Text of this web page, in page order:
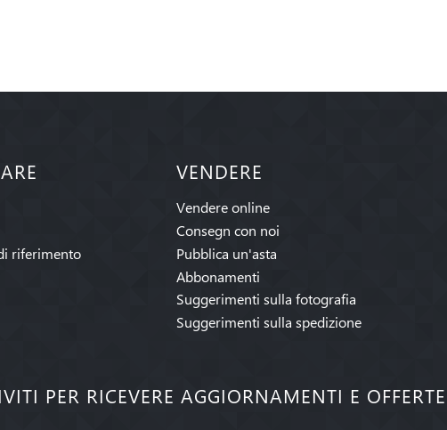
riferimento
VENDERE
Vendere online
Consegn con noi
Pubblica un'asta
Abbonamenti
Suggerimenti sulla fotografia
Suggerimenti sulla spedizione
PER RICEVERE AGGIORNAMENTI E